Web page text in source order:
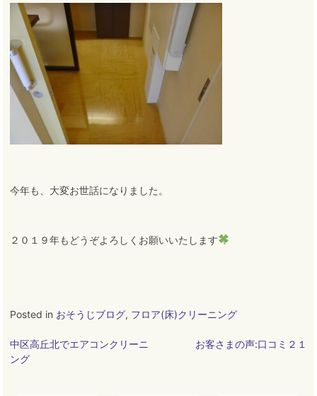
今年も、大変お世話になりました 。
２０１９年もどうぞよろしくお願いいたします
Posted in おそうじブログ, フロア(床)クリーニング
投
稿
中区高丘北でエアコンクリーニ
ング
お客さまの声:口コミ２１